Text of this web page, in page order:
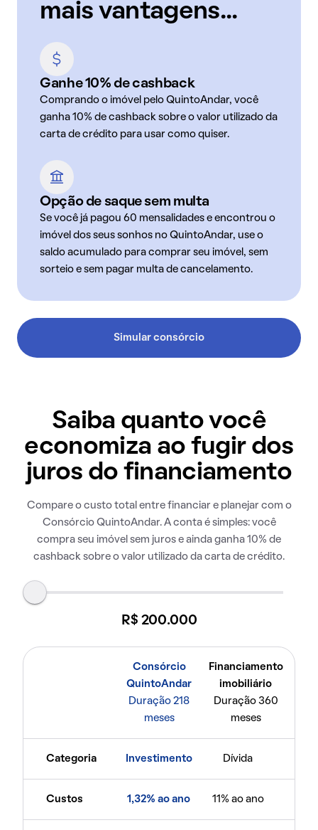
mais vantagens...
Ganhe 10% de cashback
Comprando o imóvel pelo QuintoAndar, você
ganha 10% de cashback sobre o valor utilizado da
carta de crédito para usar como quiser.
Opção de saque sem multa
Se você já pagou 60 mensalidades e encontrou o
imóvel dos seus sonhos no QuintoAndar, use o
saldo acumulado para comprar seu imóvel, sem
sorteio e sem pagar multa de cancelamento.
Simular consórcio
Saiba quanto você
economiza ao fugir dos
juros do financiamento
Compare o custo total entre financiar e planejar com o
Consórcio QuintoAndar. A conta é simples: você
compra seu imóvel sem juros e ainda ganha 10% de
cashback sobre o valor utilizado da carta de crédito.
R$ 200.000
Consórcio
QuintoAndar
Duração 218
meses
Financiamento
imobiliário
Duração 360
meses
Categoria Investimento Dívida
Custos 1,32% ao ano 11% ao ano